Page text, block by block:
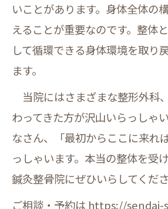
いことがあります。身体全体の
えることが重要なのです。整体
して循環できる身体環境を取り
ます。
当院にはさまざまな整形外科
わってきた方が沢山いらっしゃ
なさん、「最初からここに来れ
っしゃいます。本当の整体を受
鍼灸整骨院にぜひいらしてくださ
ご相談・予約は https://